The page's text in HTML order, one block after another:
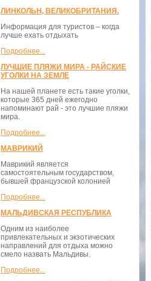
ЛИНКОЛЬН, ВЕЛИКОБРИТАНИЯ.
Информация для туристов – когда
лучше ехать отдыхать
Подробнее...
ЛУЧШИЕ ПЛЯЖИ МИРА - РАЙСКИЕ
УГОЛКИ НА ЗЕМЛЕ
На нашей планете есть такие уголки,
которые 365 дней ежегодно
напоминают рай - это лучшие пляжи
мира.
Подробнее...
МАВРИКИЙ
Маврикий является
самостоятельным государством,
бывшей французской колонией
Подробнее...
МАЛЬДИВСКАЯ РЕСПУБЛИКА
Одним из наиболее
привлекательных и экзотических
направлений для отдыха можно
смело назвать Мальдивы.
Подробнее...